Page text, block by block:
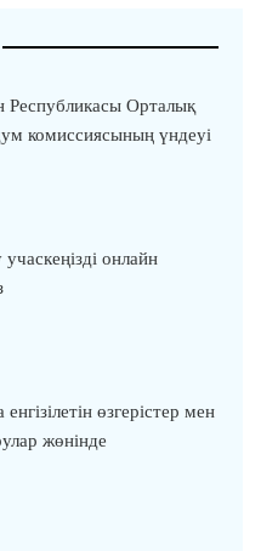
Республикасы Орталық
комиссиясының үндеуі
онлайн
өзгерістер мен
жөнінде